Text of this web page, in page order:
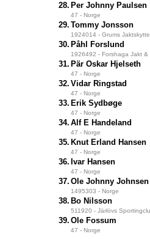
28. Per Johnny Paulsen
47 - Norge
29. Tommy Jonsson
1924014 - Grums
30. Påhl Forslund
1926492 - Forshaga Jakt
31. Pär Oskar Hjelseth
47 - Norge
32. Vidar Ringstad
47 - Norge
33. Erik Sydbøge
47 - Norge
34. Alf E Handeland
47 - Norge
35. Knut Erland Hansen
47 - Norge
36. Ivar Hansen
47 - Norge
37. Ole Johnny Johnsen
1495303 - Norge
38. Bo Nilsson
511920 - Järlövs
39. Ole Fossum
47 - Norge